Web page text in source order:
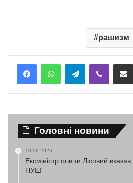
рашизм
TelegramViber
Головні новини
10.08.2026
Ексміністр освіти Лісовий
НУШ